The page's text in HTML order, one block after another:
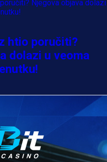
htio poručiti?
dolazi u veoma